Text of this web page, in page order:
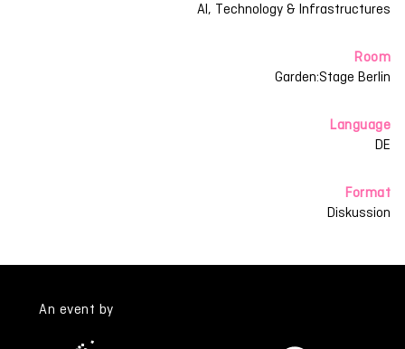
AI, Technology & Infrastructures
Room
Garden:Stage Berlin
Language
DE
Format
Diskussion
An event by